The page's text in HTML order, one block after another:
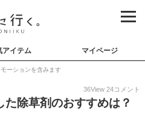
アイテム マイページ
ーションを含みます
36View 24コメント
た除草剤のおすすめは？